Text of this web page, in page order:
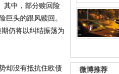
微博推荐
其中，部分赎回险
巨头的跟风赎回。
仍将以纠结振荡为
却没有抵抗住欧债